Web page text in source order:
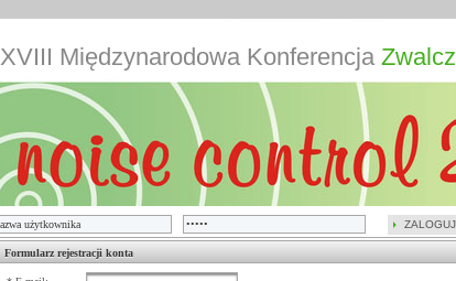
ZALOGUJ
XVIII Międzynarodowa Konferencja
Formularz rejestracji konta